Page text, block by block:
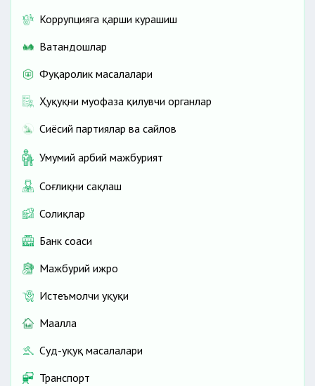
Коррупцияга қарши курашиш
Ватандошлар
Фуқаролик масалалари
Ҳуқуқни муҳофаза қилувчи органлар
Сиёсий партиялар ва сайлов
Умумий ҳарбий мажбурият
Соғлиқни сақлаш
Солиқлар
Банк соҳаси
Мажбурий ижро
Истеъмолчи ҳуқуқи
Маҳалла
Суд-ҳуқуқ масалалари
Транспорт